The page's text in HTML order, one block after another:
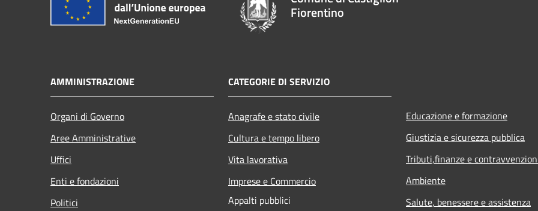
Fiorentino
AMMINISTRAZIONE
Organi di Governo
Aree Amministrative
Uffici
Enti e fondazioni
Politici
CATEGORIE DI SERVIZIO
Anagrafe e stato civile
Cultura e tempo libero
Vita lavorativa
Imprese e Commercio
Appalti pubblici
Educazione e formazione
Giustizia e sicurezza pubblica
Tributi,finanze e
Ambiente
Salute, benessere e assistenza